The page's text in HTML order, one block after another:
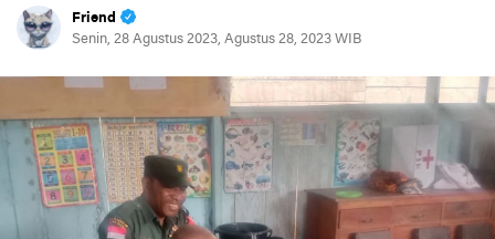
Friend
Senin, 28 Agustus 2023, Agustus 28, 2023 WIB